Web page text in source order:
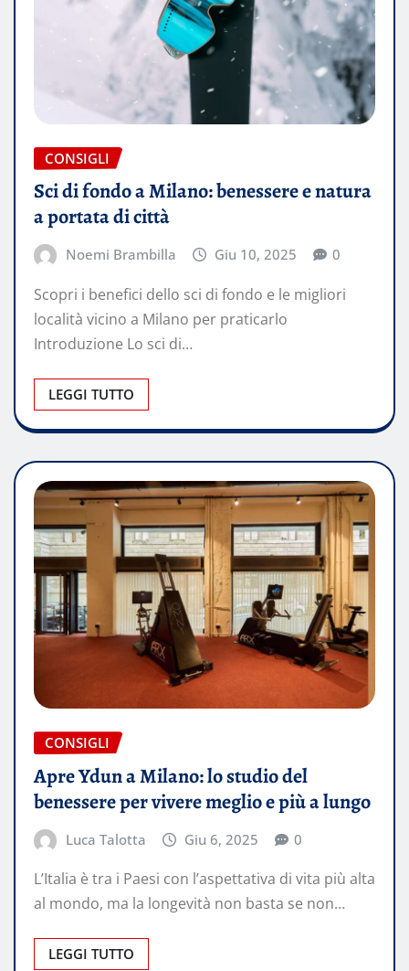
CONSIGLI
Sci di fondo a Milano: benessere e natura
a portata di città
Noemi Brambilla Giu 10, 2025 0
Scopri i benefici dello sci di fondo e le migliori
località vicino a Milano per praticarlo
Introduzione Lo sci di…
LEGGI TUTTO
CONSIGLI
Apre Ydun a Milano: lo studio del
benessere per vivere meglio e più a lungo
Luca Talotta Giu 6, 2025 0
L’Italia è tra i Paesi con l’aspettativa di vita più alta
al mondo, ma la longevità non basta se non…
LEGGI TUTTO